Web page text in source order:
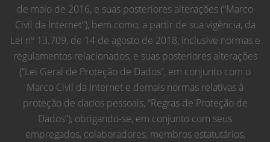
de maio de 2016, e suas posteriores alterações (“Marco
Civil da Internet”), bem como, a partir de sua vigência, da
Lei nº 13.709, de 14 de agosto de 2018, inclusive normas e
regulamentos relacionados, e suas posteriores alterações
(“Lei Geral de Proteção de Dados”, em conjunto com o
Marco Civil da Internet e demais normas relativas à
proteção de dados pessoais, “Regras de Proteção de
Dados”), obrigando-se, em conjunto com seus
empregados, colaboradores, membros estatutários,